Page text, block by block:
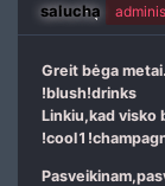
salucha
Greit bėga
!blush!drinks
Linkiu,kad visko